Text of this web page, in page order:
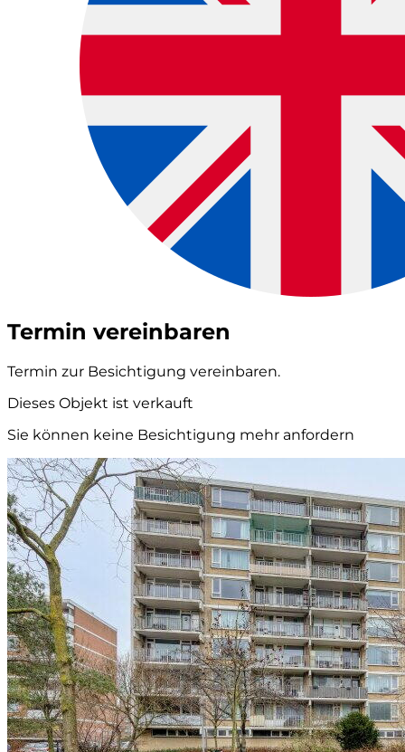
Termin vereinbaren
Termin zur Besichtigung vereinbaren.
Dieses Objekt ist verkauft
Sie können keine Besichtigung mehr anfordern